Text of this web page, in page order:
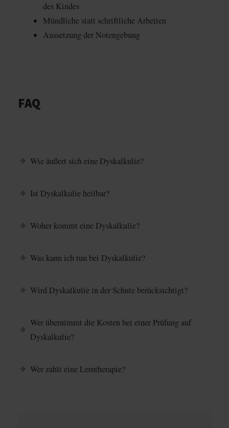
des Kindes
Mündliche statt schriftliche Arbeiten
Aussetzung der Notengebung
FAQ
Wie äußert sich eine Dyskalkulie?
Ist Dyskalkulie heilbar?
Woher kommt eine Dyskalkulie?
Was kann ich tun bei Dyskalkulie?
Wird Dyskalkulie in der Schule berücksichtigt?
Wer übernimmt die Kosten bei einer Prüfung auf
Dyskalkulie?
Wer zahlt eine Lerntherapie?